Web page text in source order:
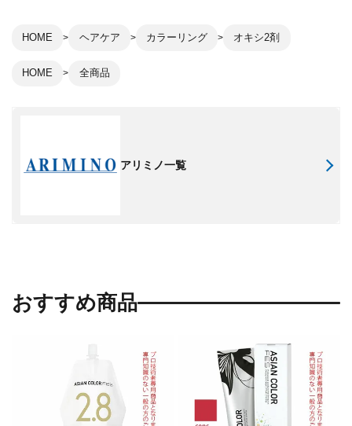
HOME ヘアケア カラーリング オキシ2剤
HOME 全商品
アリミノ一覧
おすすめ商品